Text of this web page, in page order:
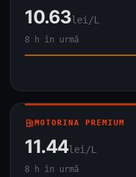
10.63lei/L
8 h în urmă
local_gas_stationMOTORINA PREMIUM
11.44lei/L
8 h în urmă